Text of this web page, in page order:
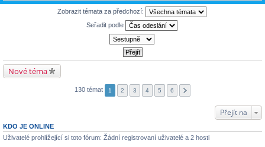
Zobrazit témata za předchozí:
Seřadit podle
Nové téma
130 témat 1 2 3 4 5 6
Přejít na
KDO JE ONLINE
Uživatelé prohlížející si toto fórum: Žádní registrovaní uživatelé a 2 hosti